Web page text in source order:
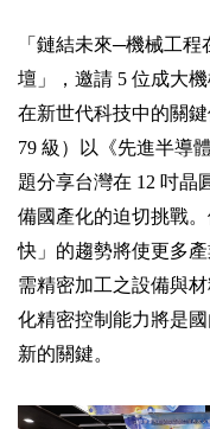
「鏈結未來─機械工
壇」，邀請 5 位成大
在新世代科技中的關
79 級）以《先進半導
題分享台灣在 12 吋晶
備國產化的迫切挑戰
快」的趨勢將使更多
需精密加工之設備與
化精密控制能力將是
新的關鍵。